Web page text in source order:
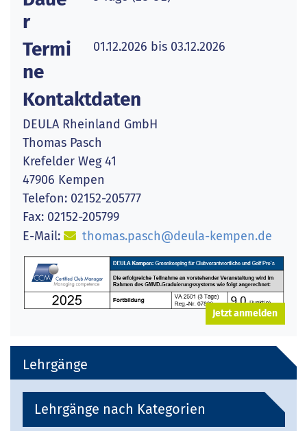
r
Termi
ne
01.12.2026 bis 03.12.2026
Kontaktdaten
DEULA Rheinland GmbH
Thomas Pasch
Krefelder Weg 41
47906 Kempen
Telefon: 02152-205777
Fax: 02152-205799
E-Mail:
thomas.pasch@deula-kempen.de
Jetzt anmelden
Lehrgänge
Lehrgänge nach Kategorien